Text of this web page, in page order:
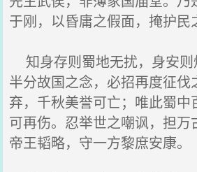
于刚，以昏庸之假面，掩护民
知身存则蜀地无扰，身安则
半分故国之念，必招再度征伐
弃，千秋美誉可亡；唯此蜀中
可再伤。忍举世之嘲讽，担万
帝王韬略，守一方黎庶安康。